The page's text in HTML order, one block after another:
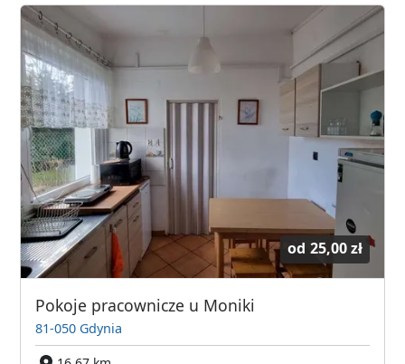
od 25,00 zł
Pokoje pracownicze u Moniki
81-050 Gdynia